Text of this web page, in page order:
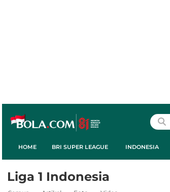
HOME BRI SUPER LEAGUE INDONESIA
Liga 1 Indonesia